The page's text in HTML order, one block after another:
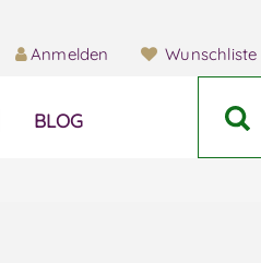
Anmelden Wunschliste
BLOG